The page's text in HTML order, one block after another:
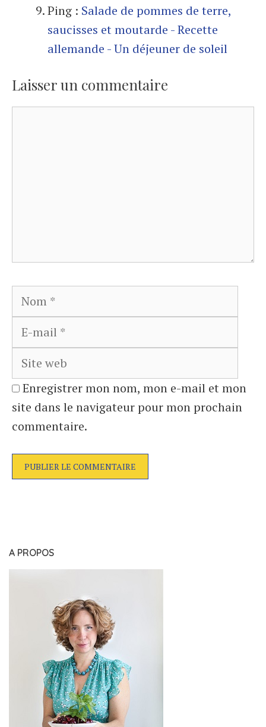
Ping : Salade de pommes de terre,
saucisses et moutarde - Recette
allemande - Un déjeuner de soleil
Laisser un commentaire
Nom
Enregistrer mon nom, mon e-mail et mon
site dans le navigateur pour mon prochain
commentaire.
A PROPOS